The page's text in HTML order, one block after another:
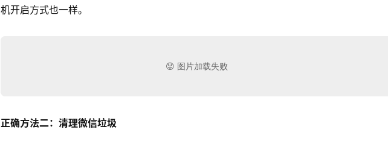
机开启方式也一样。
正确方法二：清理微信垃圾